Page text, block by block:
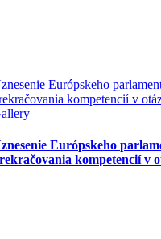
Európskeho
kompetencií v
Európskeho
kompetencií v